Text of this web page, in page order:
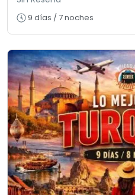
9 días / 7 noches